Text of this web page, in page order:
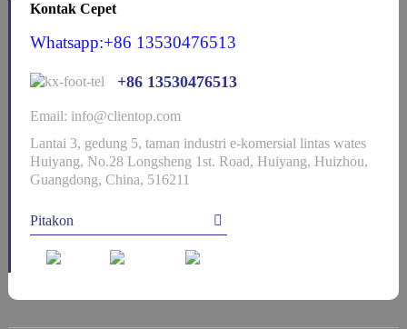
Kontak Cepet
Whatsapp:+86 13530476513
+86 13530476513
Email: info@clientop.com
Lantai 3, gedung 5, taman industri e-komersial lintas wates
Huiyang, No.28 Longsheng 1st. Road, Huiyang, Huizhou,
Guangdong, China, 516211
Pitakon